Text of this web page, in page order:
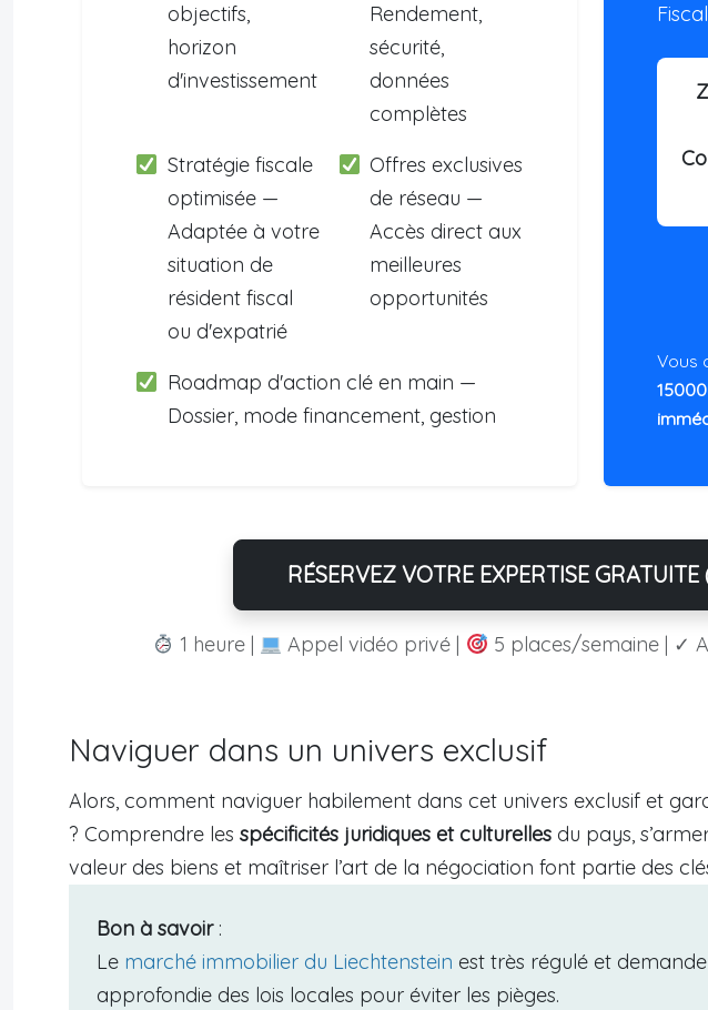
objectifs,
horizon
d'investissement
Rendement,
sécurité,
données
complètes
Stratégie fiscale
optimisée —
Adaptée à votre
situation de
résident fiscal
ou d'expatrié
Offres exclusives
de réseau —
Accès direct aux
meilleures
opportunités
Roadmap d'action clé en main —
Dossier, mode financement, gestion
Vous
RÉSERVEZ VOTRE EXPERTISE GRATUITE
1 heure | Appel vidéo privé | 5 places/semaine | ✓
Naviguer dans un univers exclusif
Alors, comment naviguer habilement dans cet univers exclusif et
? Comprendre les spécificités juridiques et culturelles du pays,
valeur des biens et maîtriser l’art de la négociation font partie des
Bon à savoir:
Le marché immobilier du Liechtenstein est très régulé et
approfondie des lois locales pour éviter les pièges.